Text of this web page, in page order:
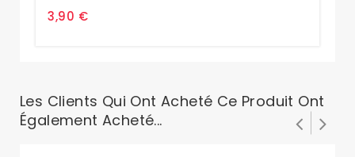
3,90 €
Les Clients Qui Ont Acheté Ce Produit Ont
Également Acheté...